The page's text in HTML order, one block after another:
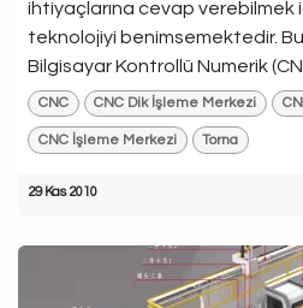
ihtiyaçlarına cevap verebilmek
teknolojiyi benimsemektedir.
Bilgisayar Kontrollü Numerik
CNC CNC Dik İşleme Merkezi
CNC İşleme Merkezi Torna
29 Kas 2010